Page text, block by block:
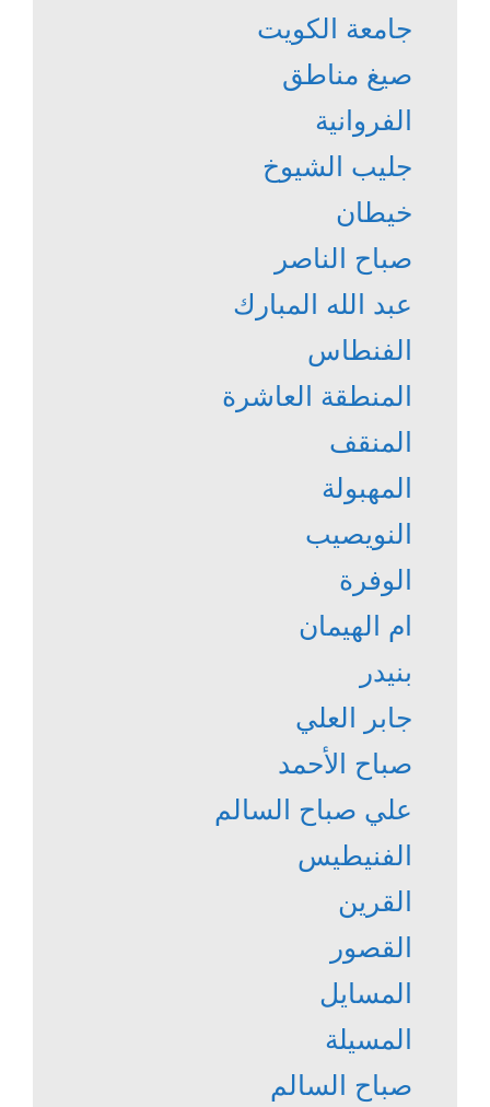
جامعة الكويت
صيغ مناطق
الفروانية
جليب الشيوخ
خيطان
صباح الناصر
عبد الله المبارك
الفنطاس
المنطقة العاشرة
المنقف
المهبولة
النويصيب
الوفرة
ام الهيمان
بنيدر
جابر العلي
صباح الأحمد
علي صباح السالم
الفنيطيس
القرين
القصور
المسايل
المسيلة
صباح السالم